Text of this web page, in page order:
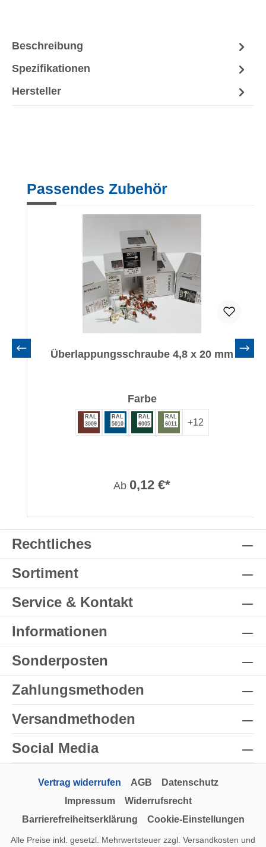
Beschreibung
Spezifikationen
Hersteller
Produktgalerie überspringen
Passendes Zubehör
Überlappungsschraube 4,8 x 20 mm
Farbeauswählen
RAL
3009
RAL
5010
RAL
6005
RAL
6011
+12
Ab 0,12 €*
Rechtliches
Sortiment
Service & Kontakt
Informationen
Sonderposten
Zahlungsmethoden
Versandmethoden
Social Media
Vertrag widerrufen AGB
Datenschutz
Impressum
Widerrufsrecht
Barrierefreiheitserklärung
Cookie-Einstellungen
Alle Preise inkl. gesetzl. Mehrwertsteuer zzgl. Versandkosten und